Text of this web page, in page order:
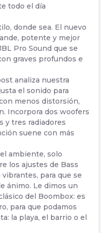
todo el día
donde sea. El nuevo
potente y mejor
Pro Sound que se
graves profundos e
analiza nuestra
el sonido para
menos distorsión,
Incorpora dos woofers
y tres radiadores
suene con más
ambiente, solo
los ajustes de Bass
para que se
ánimo. Le dimos un
del Boombox: es
para que podamos
la playa, el barrio o el